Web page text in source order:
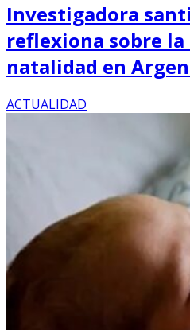
Investigadora
reflexiona sobre la
natalidad en
ACTUALIDAD